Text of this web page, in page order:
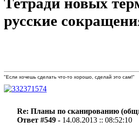
русские
"Если хочешь сделать что-то хорошо, сделай это сам!"
Re: Планы по сканированию
Ответ #549 - 14.08.2013 :: 08:52:10